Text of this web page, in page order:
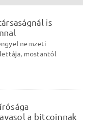
is
nemzeti
mostantól
a bitcoinnak